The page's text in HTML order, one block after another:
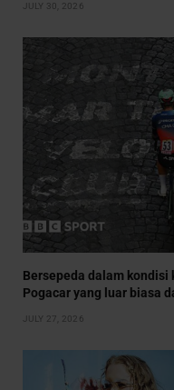
JULY 30, 2026
Bersepeda dalam kondisi
Pogacar yang luar biasa
JULY 27, 2026